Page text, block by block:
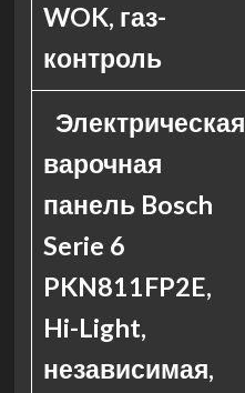
WOK, газ-
контроль
Электрическая
варочная
панель Bosch
Serie 6
PKN811FP2E,
Hi-Light,
независимая,